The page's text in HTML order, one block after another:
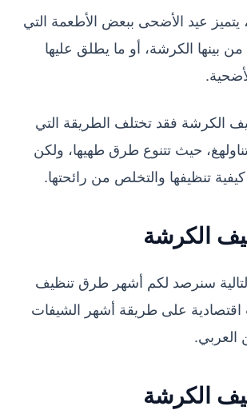
عيد الأضحى ببعض الأطعمة التي
من بينها الكرشة، أو ما يطلق عليها
الكرشة فقد تختلف الطريقة التي
حيث تتنوع طرق طهيها، ولكن
تنظيفها والتخلص من رائحتها.
الكرشة
سنرصد لكم أشهر طرق تنظيف
اقتصادية على طريقة أشهر الشيفات
الكرشة